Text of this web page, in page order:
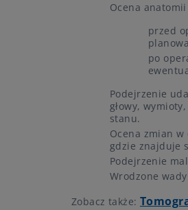
Ocena
przed
po
Podejrzenie
głowy,
stanu.
Ocena zmian
gdzie znajduje
Podejrzenie
Wrodzone
Zobacz także: